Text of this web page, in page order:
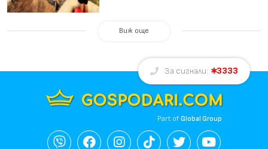
Виж още
За сигнали: 3333
Part ofGlobal Group